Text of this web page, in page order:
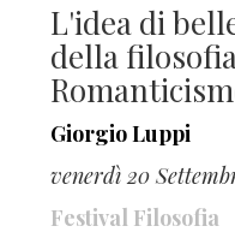
L'idea di
della
Giorgio Luppi
venerdì 20
Festival Filosofia